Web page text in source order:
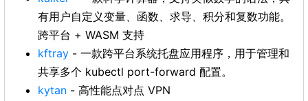
有用户自定义变量、函数、求导、积分和复数功能。
跨平台 + WASM 支持
kftray - 一款跨平台系统托盘应用程序，用于管理和
共享多个 kubectl port-forward 配置。
kytan - 高性能点对点 VPN